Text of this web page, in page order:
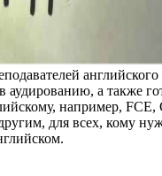
аудированию, а также
например, FCE,
для всех, кому